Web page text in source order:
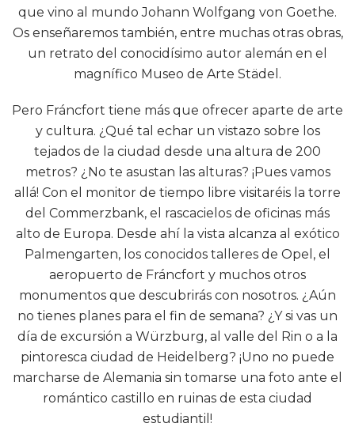
que vino al mundo Johann Wolfgang von Goethe.
Os enseñaremos también, entre muchas otras obras,
un retrato del conocidísimo autor alemán en el
magnífico Museo de Arte Städel.
Pero Fráncfort tiene más que ofrecer aparte de arte
y cultura. ¿Qué tal echar un vistazo sobre los
tejados de la ciudad desde una altura de 200
metros? ¿No te asustan las alturas? ¡Pues vamos
allá! Con el monitor de tiempo libre visitaréis la torre
del Commerzbank, el rascacielos de oficinas más
alto de Europa. Desde ahí la vista alcanza al exótico
Palmengarten, los conocidos talleres de Opel, el
aeropuerto de Fráncfort y muchos otros
monumentos que descubrirás con nosotros. ¿Aún
no tienes planes para el fin de semana? ¿Y si vas un
día de excursión a Würzburg, al valle del Rin o a la
pintoresca ciudad de Heidelberg? ¡Uno no puede
marcharse de Alemania sin tomarse una foto ante el
romántico castillo en ruinas de esta ciudad
estudiantil!